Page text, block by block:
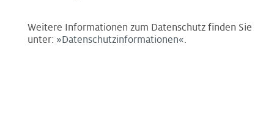
Weitere Informationen zum Datenschutz finden Sie
unter:
Datenschutzinformationen .